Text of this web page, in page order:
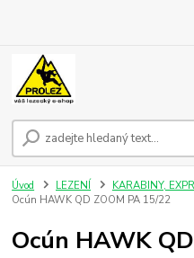
Úvod LEZENÍ KARABINY,
Ocún HAWK QD ZOOM PA 15/22
Ocún HAWK